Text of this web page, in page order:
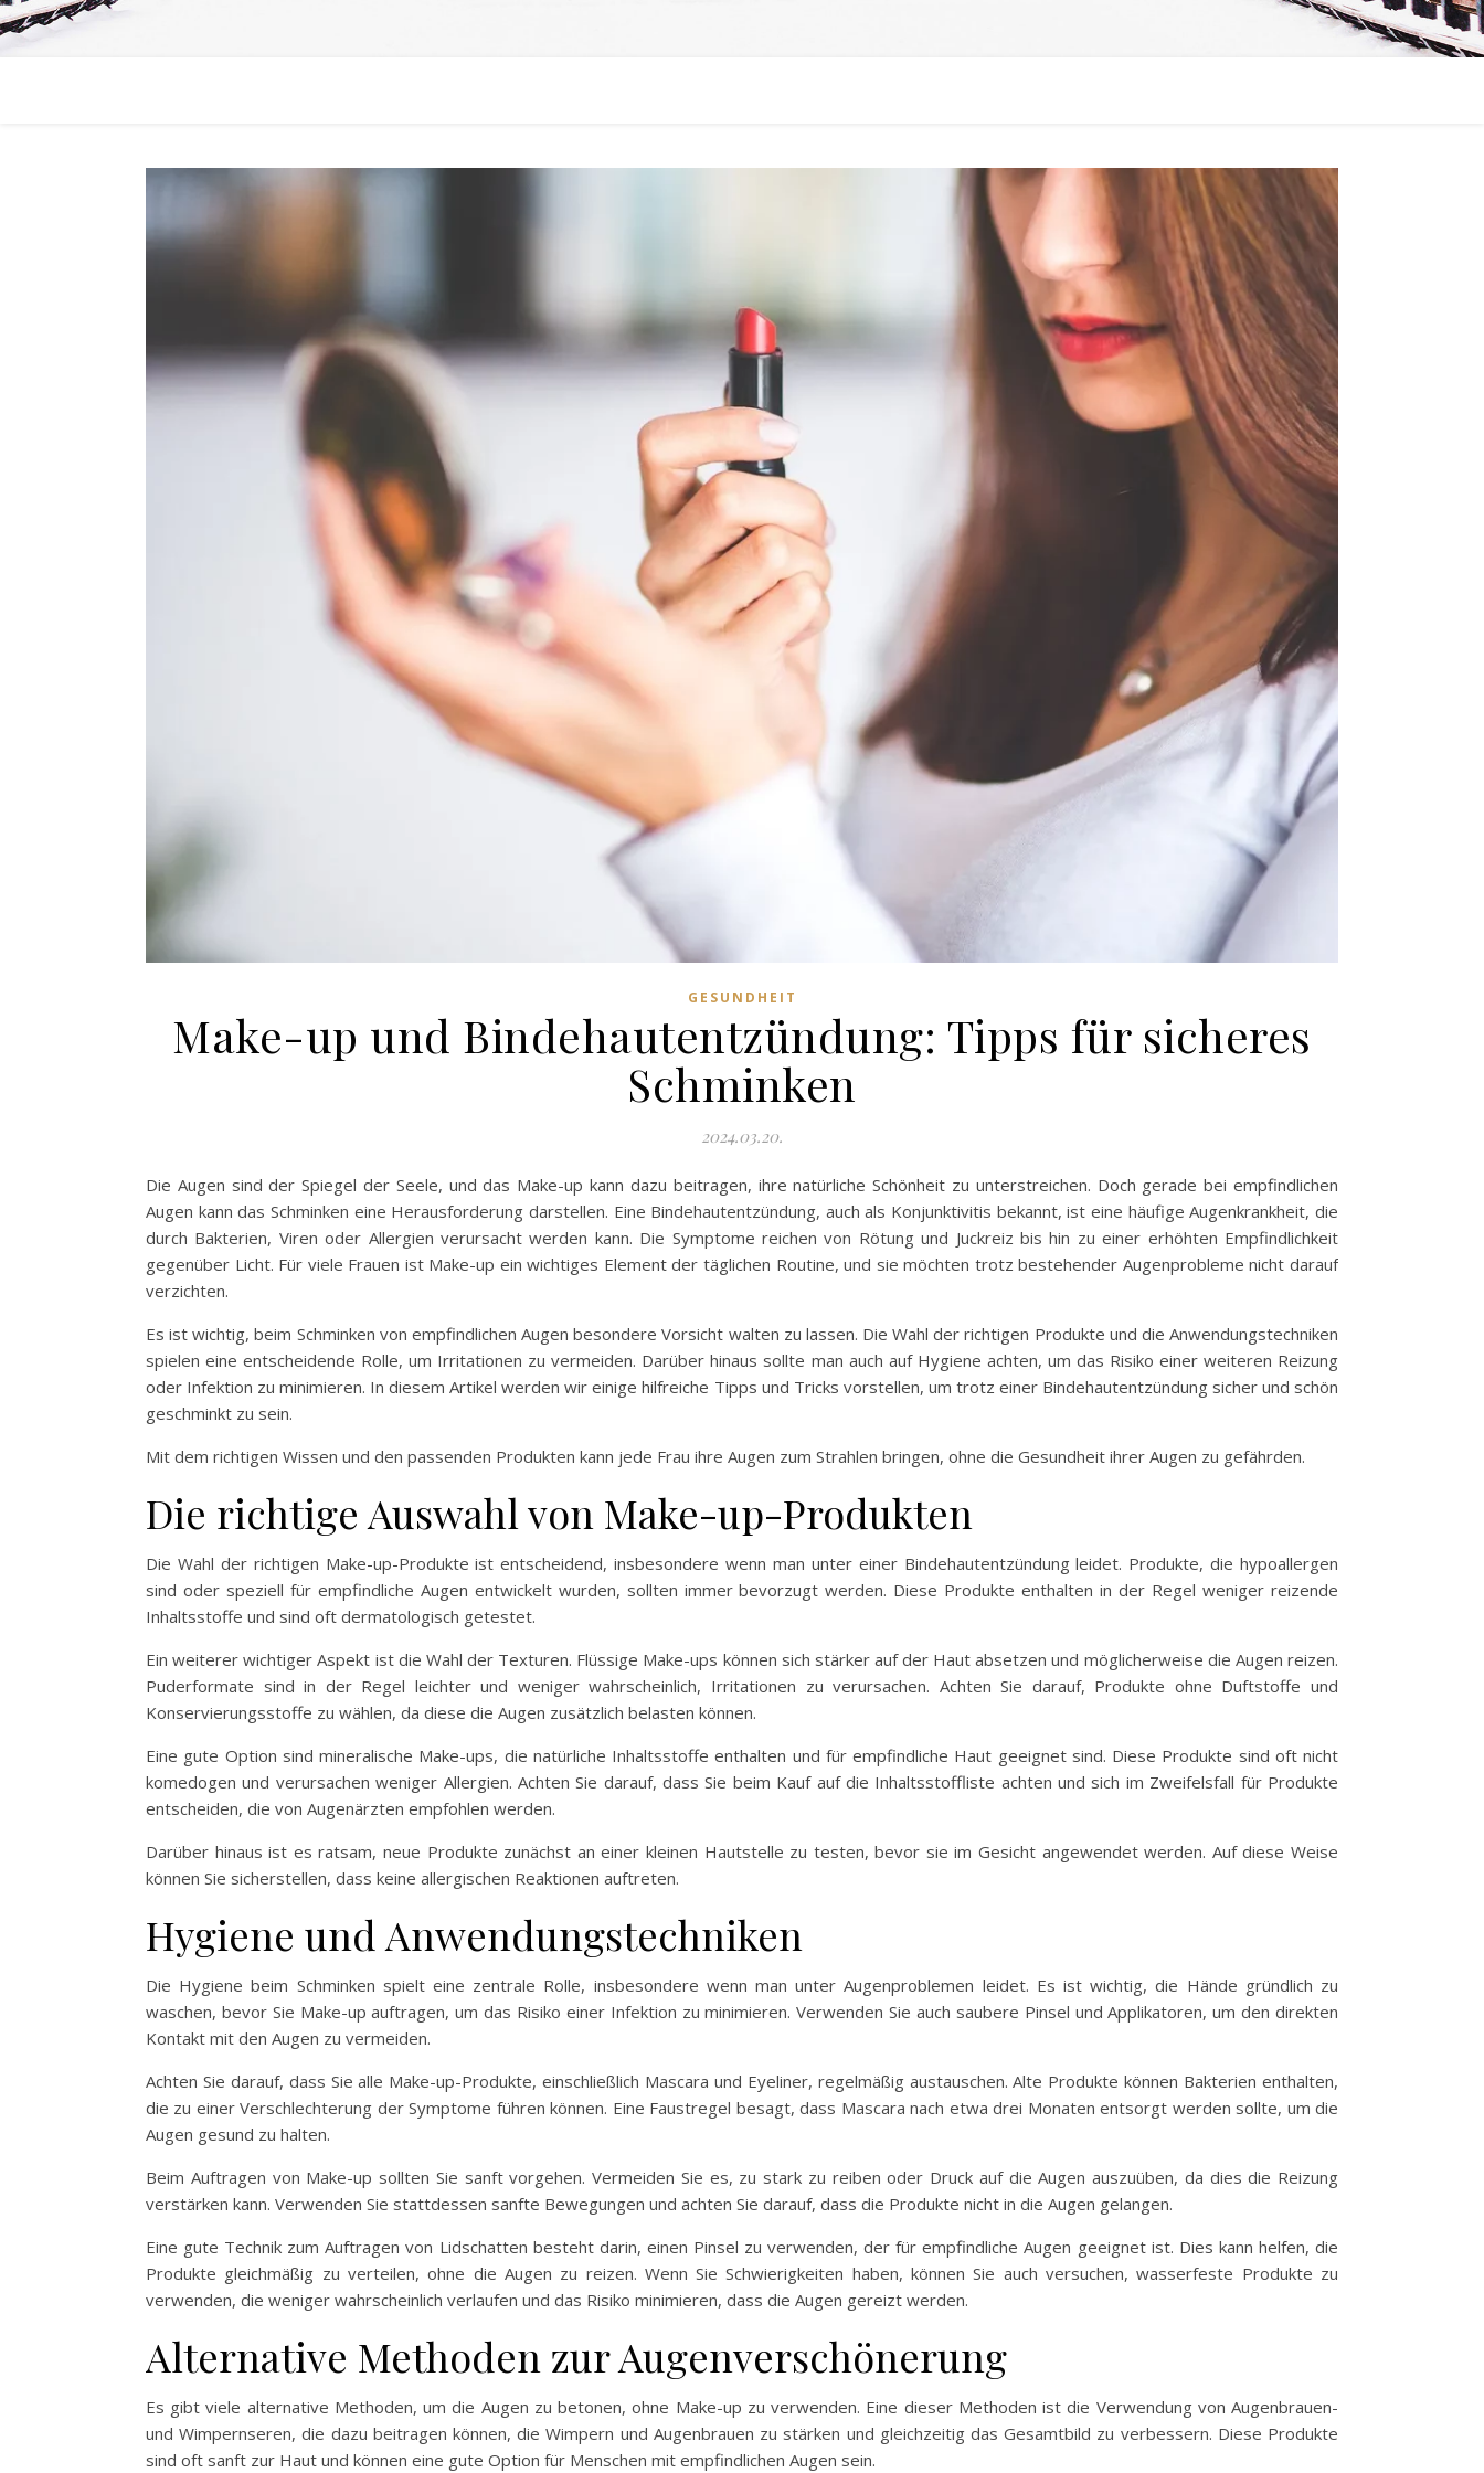
GESUNDHEIT
Make-up und Bindehautentzündung: Tipps für sicheres
Schminken
2024.03.20.
Die Augen sind der Spiegel der Seele, und das Make-up kann dazu beitragen, ihre natürliche Schönheit zu unterstreichen. Doch gerade bei empfindlichen
Augen kann das Schminken eine Herausforderung darstellen. Eine Bindehautentzündung, auch als Konjunktivitis bekannt, ist eine häufige Augenkrankheit, die
durch Bakterien, Viren oder Allergien verursacht werden kann. Die Symptome reichen von Rötung und Juckreiz bis hin zu einer erhöhten Empfindlichkeit
gegenüber Licht. Für viele Frauen ist Make-up ein wichtiges Element der täglichen Routine, und sie möchten trotz bestehender Augenprobleme nicht darauf
verzichten.
Es ist wichtig, beim Schminken von empfindlichen Augen besondere Vorsicht walten zu lassen. Die Wahl der richtigen Produkte und die Anwendungstechniken
spielen eine entscheidende Rolle, um Irritationen zu vermeiden. Darüber hinaus sollte man auch auf Hygiene achten, um das Risiko einer weiteren Reizung
oder Infektion zu minimieren. In diesem Artikel werden wir einige hilfreiche Tipps und Tricks vorstellen, um trotz einer Bindehautentzündung sicher und schön
geschminkt zu sein.
Mit dem richtigen Wissen und den passenden Produkten kann jede Frau ihre Augen zum Strahlen bringen, ohne die Gesundheit ihrer Augen zu gefährden.
Die richtige Auswahl von Make-up-Produkten
Die Wahl der richtigen Make-up-Produkte ist entscheidend, insbesondere wenn man unter einer Bindehautentzündung leidet. Produkte, die hypoallergen
sind oder speziell für empfindliche Augen entwickelt wurden, sollten immer bevorzugt werden. Diese Produkte enthalten in der Regel weniger reizende
Inhaltsstoffe und sind oft dermatologisch getestet.
Ein weiterer wichtiger Aspekt ist die Wahl der Texturen. Flüssige Make-ups können sich stärker auf der Haut absetzen und möglicherweise die Augen reizen.
Puderformate sind in der Regel leichter und weniger wahrscheinlich, Irritationen zu verursachen. Achten Sie darauf, Produkte ohne Duftstoffe und
Konservierungsstoffe zu wählen, da diese die Augen zusätzlich belasten können.
Eine gute Option sind mineralische Make-ups, die natürliche Inhaltsstoffe enthalten und für empfindliche Haut geeignet sind. Diese Produkte sind oft nicht
komedogen und verursachen weniger Allergien. Achten Sie darauf, dass Sie beim Kauf auf die Inhaltsstoffliste achten und sich im Zweifelsfall für Produkte
entscheiden, die von Augenärzten empfohlen werden.
Darüber hinaus ist es ratsam, neue Produkte zunächst an einer kleinen Hautstelle zu testen, bevor sie im Gesicht angewendet werden. Auf diese Weise
können Sie sicherstellen, dass keine allergischen Reaktionen auftreten.
Hygiene und Anwendungstechniken
Die Hygiene beim Schminken spielt eine zentrale Rolle, insbesondere wenn man unter Augenproblemen leidet. Es ist wichtig, die Hände gründlich zu
waschen, bevor Sie Make-up auftragen, um das Risiko einer Infektion zu minimieren. Verwenden Sie auch saubere Pinsel und Applikatoren, um den direkten
Kontakt mit den Augen zu vermeiden.
Achten Sie darauf, dass Sie alle Make-up-Produkte, einschließlich Mascara und Eyeliner, regelmäßig austauschen. Alte Produkte können Bakterien enthalten,
die zu einer Verschlechterung der Symptome führen können. Eine Faustregel besagt, dass Mascara nach etwa drei Monaten entsorgt werden sollte, um die
Augen gesund zu halten.
Beim Auftragen von Make-up sollten Sie sanft vorgehen. Vermeiden Sie es, zu stark zu reiben oder Druck auf die Augen auszuüben, da dies die Reizung
verstärken kann. Verwenden Sie stattdessen sanfte Bewegungen und achten Sie darauf, dass die Produkte nicht in die Augen gelangen.
Eine gute Technik zum Auftragen von Lidschatten besteht darin, einen Pinsel zu verwenden, der für empfindliche Augen geeignet ist. Dies kann helfen, die
Produkte gleichmäßig zu verteilen, ohne die Augen zu reizen. Wenn Sie Schwierigkeiten haben, können Sie auch versuchen, wasserfeste Produkte zu
verwenden, die weniger wahrscheinlich verlaufen und das Risiko minimieren, dass die Augen gereizt werden.
Alternative Methoden zur Augenverschönerung
Es gibt viele alternative Methoden, um die Augen zu betonen, ohne Make-up zu verwenden. Eine dieser Methoden ist die Verwendung von Augenbrauen-
und Wimpernseren, die dazu beitragen können, die Wimpern und Augenbrauen zu stärken und gleichzeitig das Gesamtbild zu verbessern. Diese Produkte
sind oft sanft zur Haut und können eine gute Option für Menschen mit empfindlichen Augen sein.